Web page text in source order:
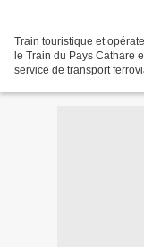
Train touristique et
le Train du Pays Cathare
service de transport